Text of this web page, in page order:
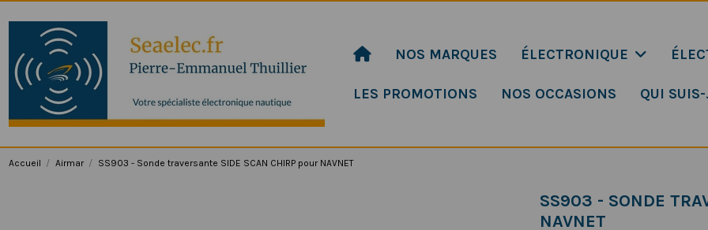
NOS MARQUES ÉLECTRONIQUE
LES PROMOTIONS NOS OCCASIONS QUI
Accueil Airmar SS903 - Sonde traversante SIDE SCAN CHIRP pour NAVNET
SS903 - SONDE
NAVNET